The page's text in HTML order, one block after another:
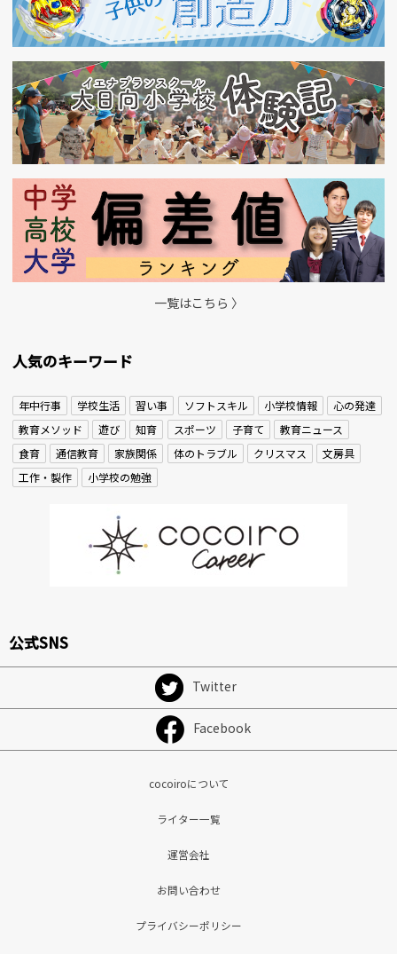
一覧はこちら 〉
人気のキーワード
年中行事 学校生活 習い事 ソフトスキル 小学校情報
心の発達
教育メソッド
遊び 知育 スポーツ 子育て
教育ニュース
食育
通信教育 家族関係 体のトラブル クリスマス
文房具
工作・製作
小学校の勉強
公式SNS
Twitter
Facebook
cocoiroについて
ライター一覧
運営会社
お問い合わせ
プライバシーポリシー